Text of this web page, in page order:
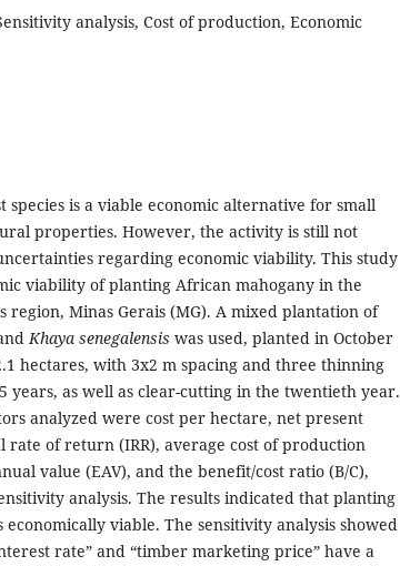
analysis, Cost of production, Economic
species is a viable economic alternative for small
properties. However, the activity is still not
regarding economic viability. This study
viability of planting African mahogany in the
region, Minas Gerais (MG). A mixed plantation of
Khaya senegalensis was used, planted in October
hectares, with 3x2 m spacing and three thinning
years, as well as clear-cutting in the twentieth year.
analyzed were cost per hectare, net present
rate of return (IRR), average cost of production
value (EAV), and the benefit/cost ratio (B/C),
analysis. The results indicated that planting
viable. The sensitivity analysis showed
rate” and “timber marketing price” have a